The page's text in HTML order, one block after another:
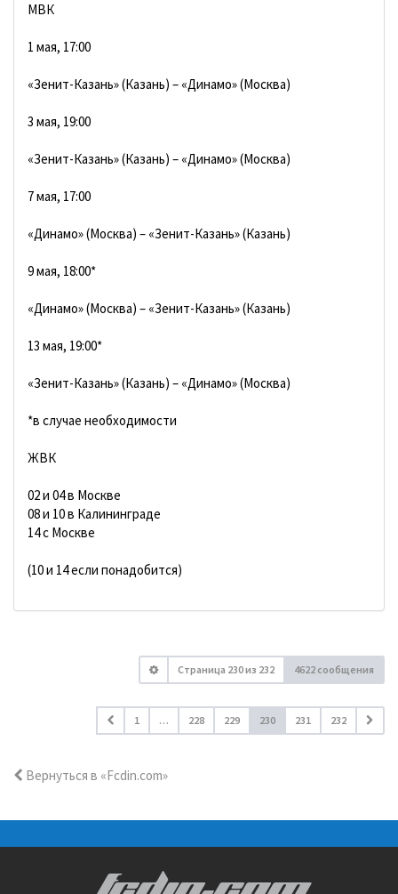
МВК
1 мая, 17:00
«Зенит-Казань» (Казань) – «Динамо» (Москва)
3 мая, 19:00
«Зенит-Казань» (Казань) – «Динамо» (Москва)
7 мая, 17:00
«Динамо» (Москва) – «Зенит-Казань» (Казань)
9 мая, 18:00*
«Динамо» (Москва) – «Зенит-Казань» (Казань)
13 мая, 19:00*
«Зенит-Казань» (Казань) – «Динамо» (Москва)
*в случае необходимости
ЖВК
02 и 04 в Москве
08 и 10 в Калининграде
14 с Москве
(10 и 14 если понадобится)
Страница 230из 232 4622 сообщения
1 … 228 229 230 231 232
Вернуться в «Fcdin.com»